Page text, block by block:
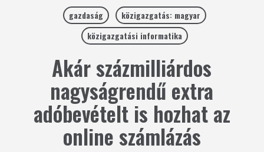
gazdaság
közigazgatás: magyar
közigazgatási informatika
Akár százmilliárdos
nagyságrendű extra
adóbevételt is hozhat az
online számlázás